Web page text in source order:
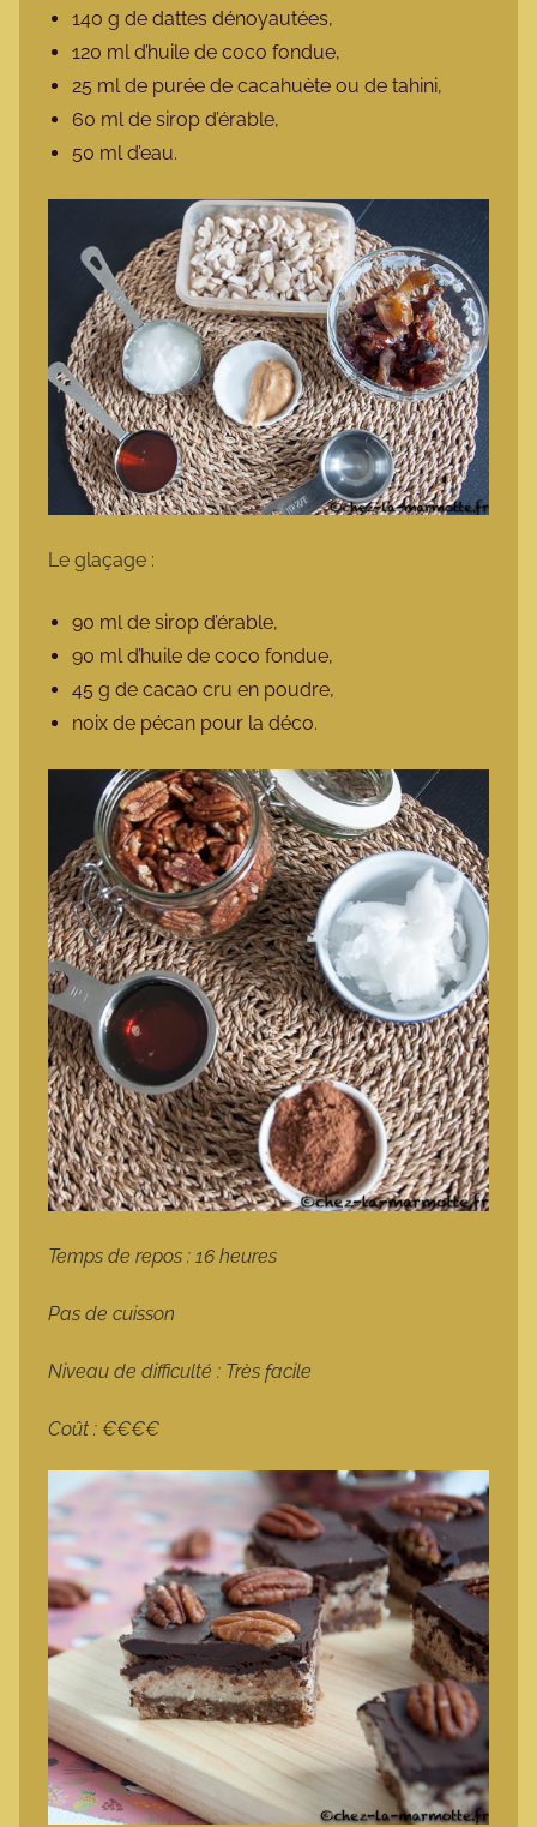
140 g de dattes dénoyautées,
120 ml d’huile de coco fondue,
25 ml de purée de cacahuète ou de tahini,
60 ml de sirop d’érable,
50 ml d’eau.
Le glaçage :
90 ml de sirop d’érable,
90 ml d’huile de coco fondue,
45 g de cacao cru en poudre,
noix de pécan pour la déco.
Temps de repos : 16 heures
Pas de cuisson
Niveau de difficulté : Très facile
Coût : €€€€